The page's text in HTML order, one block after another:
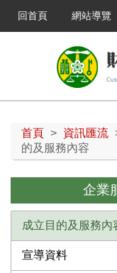
回首頁 網站導覽
首頁 > 資訊匯流
的及服務內容
企業
成立目的及服務內
宣導資料